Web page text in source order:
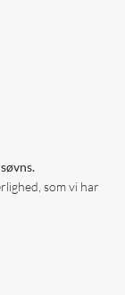
som vi har